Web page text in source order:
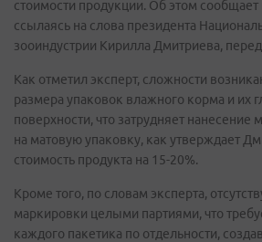
стоимости продукции. Об этом сообщает
ссылаясь на слова президента
зооиндустрии Кирилла Дмитриева,
Как отметил эксперт, сложности
размера упаковок влажного корма и их
поверхности, что затрудняет нанесение
на матовую упаковку, как утверждает
стоимость продукта на 15-20%.
Кроме того, по словам эксперта,
маркировки целыми партиями, что
каждого пакетика по отдельности,